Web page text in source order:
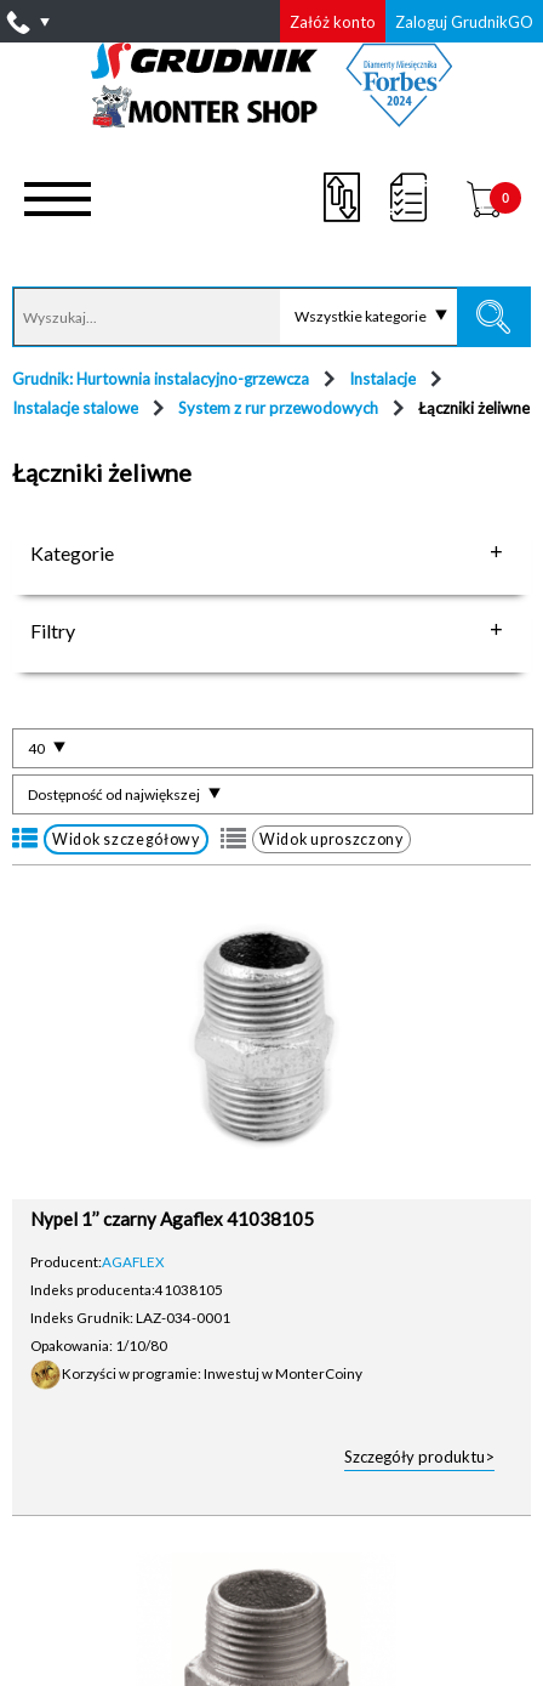
Załóż konto Zaloguj GrudnikGO
Wszystkie kategorie
0
Grudnik: Hurtownia instalacyjno-grzewcza
Instalacje
Instalacje stalowe
System z rur przewodowych Łączniki żeliwne
Łączniki żeliwne
Kategorie
Filtry
Dostępność od największej
40
Widok szczegółowy Widok uproszczony
Nypel 1’’ czarny Agaflex 41038105
Producent:AGAFLEX
Indeks producenta:41038105
Indeks Grudnik: LAZ-034-0001
Opakowania: 1/10/80
Korzyści w programie: Inwestuj w MonterCoiny
Szczegóły produktu>